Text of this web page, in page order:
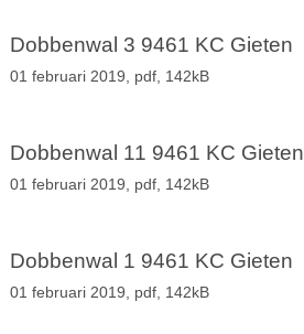
Dobbenwal 3 9461 KC Gieten
01 februari 2019, pdf, 142kB
Dobbenwal 11 9461 KC Gieten
01 februari 2019, pdf, 142kB
Dobbenwal 1 9461 KC Gieten
01 februari 2019, pdf, 142kB